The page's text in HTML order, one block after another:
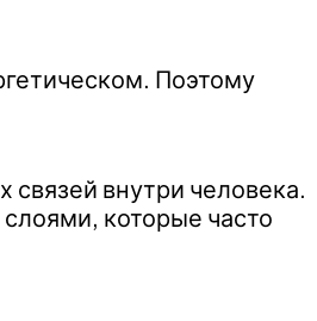
Поэтому
связей внутри человека.
которые часто